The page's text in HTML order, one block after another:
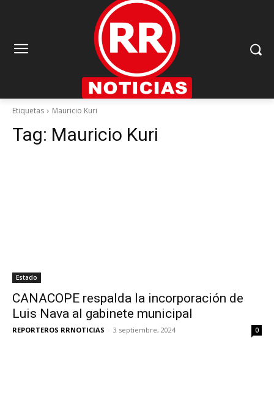
Etiquetas Mauricio Kuri
Tag: Mauricio Kuri
Estado
CANACOPE respalda la incorporación de
Luis Nava al gabinete municipal
REPORTEROS RRNOTICIAS - 3 septiembre, 2024 0